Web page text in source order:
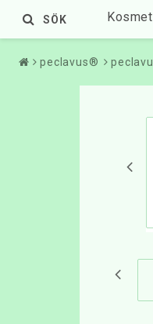
SÖK
peclavus®